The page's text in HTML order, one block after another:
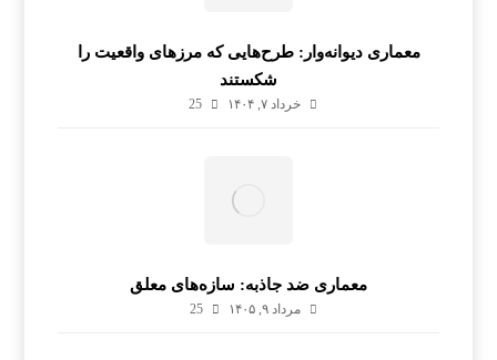
معماری دیوانه‌وار: طرح‌هایی که مرزهای واقعیت را
شکستند
خرداد ۷, ۱۴۰۴ 25
معماری ضد جاذبه: سازه‌های معلق
مرداد ۹, ۱۴۰۵ 25